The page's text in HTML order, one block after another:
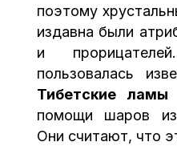
поэтому
издавна были
и
пользовалась
Тибетские ламы
помощи шаров из
Они считают, что